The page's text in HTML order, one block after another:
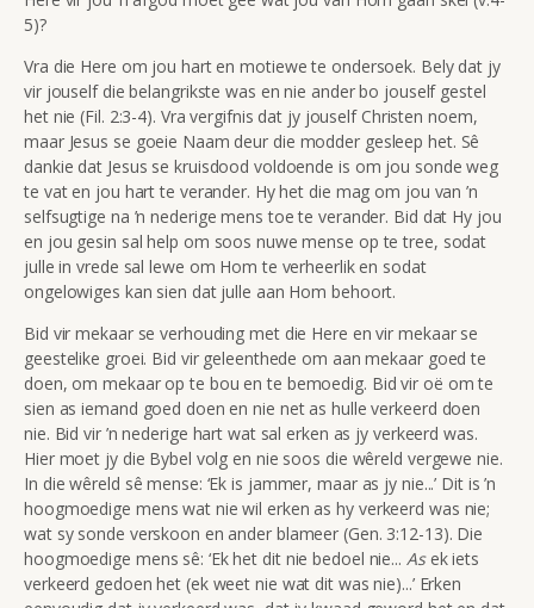
5)?
Vra die Here om jou hart en motiewe te ondersoek. Bely dat jy
vir jouself die belangrikste was en nie ander bo jouself gestel
het nie (Fil. 2:3-4). Vra vergifnis dat jy jouself Christen noem,
maar Jesus se goeie Naam deur die modder gesleep het. Sê
dankie dat Jesus se kruisdood voldoende is om jou sonde weg
te vat en jou hart te verander. Hy het die mag om jou van ’n
selfsugtige na ’n nederige mens toe te verander. Bid dat Hy jou
en jou gesin sal help om soos nuwe mense op te tree, sodat
julle in vrede sal lewe om Hom te verheerlik en sodat
ongelowiges kan sien dat julle aan Hom behoort.
Bid vir mekaar se verhouding met die Here en vir mekaar se
geestelike groei. Bid vir geleenthede om aan mekaar goed te
doen, om mekaar op te bou en te bemoedig. Bid vir oë om te
sien as iemand goed doen en nie net as hulle verkeerd doen
nie. Bid vir ’n nederige hart wat sal erken as jy verkeerd was.
Hier moet jy die Bybel volg en nie soos die wêreld vergewe nie.
In die wêreld sê mense: ‘Ek is jammer, maar as jy nie...’ Dit is ’n
hoogmoedige mens wat nie wil erken as hy verkeerd was nie;
wat sy sonde verskoon en ander blameer (Gen. 3:12-13). Die
hoogmoedige mens sê: ‘Ek het dit nie bedoel nie... Asek iets
verkeerd gedoen het (ek weet nie wat dit was nie)...’ Erken